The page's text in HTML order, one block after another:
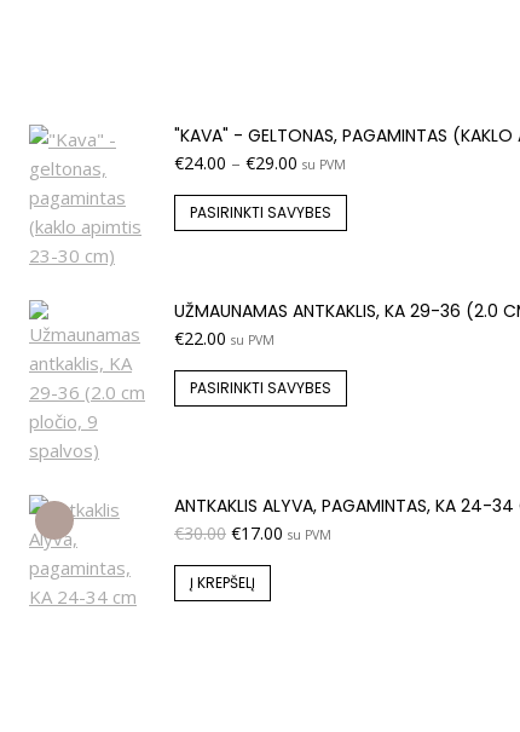
"KAVA" - GELTONAS, PAGAMINTAS
€24.00 – €29.00 su PVM
PASIRINKTI SAVYBES
UŽMAUNAMAS ANTKAKLIS, KA 29-36 (2.0
€22.00 su PVM
PASIRINKTI SAVYBES
ANTKAKLIS ALYVA, PAGAMINTAS, KA 24-34
€30.00 €17.00 su PVM
Į KREPŠELĮ